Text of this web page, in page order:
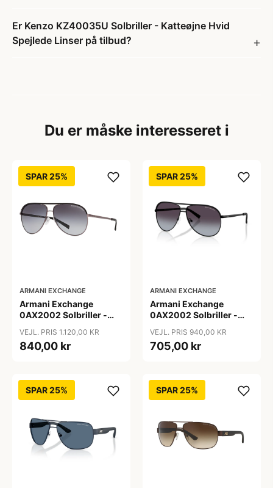
Er Kenzo KZ40035U Solbriller - Katteøjne Hvid
Spejlede Linser på tilbud?
Du er måske interesseret i
SPAR 25%
ARMANI EXCHANGE
Armani Exchange
0AX2002 Solbriller -
Polariserede Linser
VEJL. PRIS 1.120,00 KR
840,00 kr
SPAR 25%
ARMANI EXCHANGE
Armani Exchange
0AX2002 Solbriller -
VEJL. PRIS 940,00 KR
705,00 kr
SPAR 25% SPAR 25%